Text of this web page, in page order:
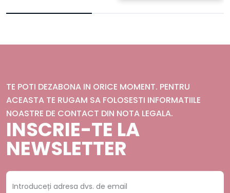
TE POTI DEZABONA IN ORICE MOMENT. PENTRU
ACEASTA TE RUGAM SA FOLOSESTI INFORMATIILE
NOASTRE DE CONTACT DIN NOTA LEGALA.
INSCRIE-TE LA
NEWSLETTER